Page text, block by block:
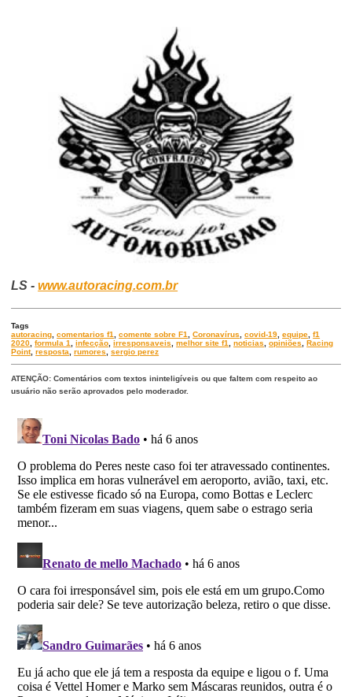
LS -www.autoracing.com.br
Tags
autoracing ,comentarios f1 ,comente sobre F1 ,Coronavírus ,covid-19 ,equipe ,f1
2020 ,formula 1 ,infecção ,irresponsaveis ,melhor site f1 ,noticias ,opiniões ,Racing
Point,resposta ,rumores ,sergio perez
ATENÇÃO: Comentários com textos ininteligíveis ou que faltem com respeito ao
usuário não serão aprovados pelo moderador.